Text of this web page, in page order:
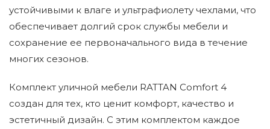
устойчивыми к влаге и ультрафиолету чехлами, что
обеспечивает долгий срок службы мебели и
сохранение ее первоначального вида в течение
многих сезонов.
Комплект уличной мебели RATTAN Comfort 4
создан для тех, кто ценит комфорт, качество и
эстетичный дизайн. С этим комплектом каждое